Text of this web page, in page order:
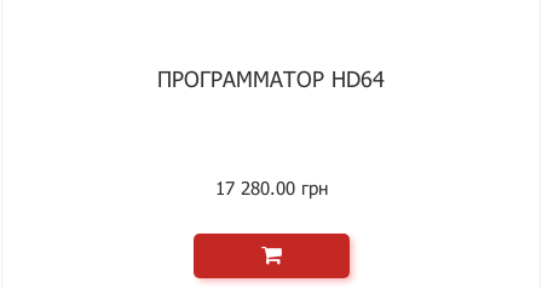
ПРОГРАММАТОР HD64
17 280.00 грн